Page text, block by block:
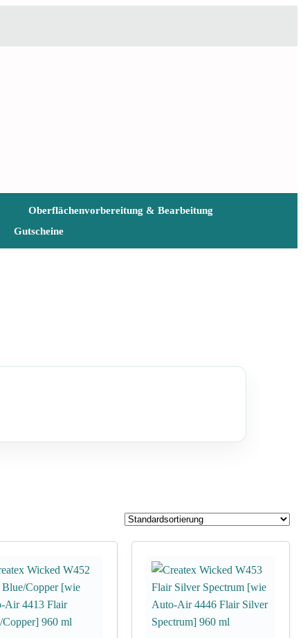
Oberflächenvorbereitung & Bearbeitung
Gutscheine